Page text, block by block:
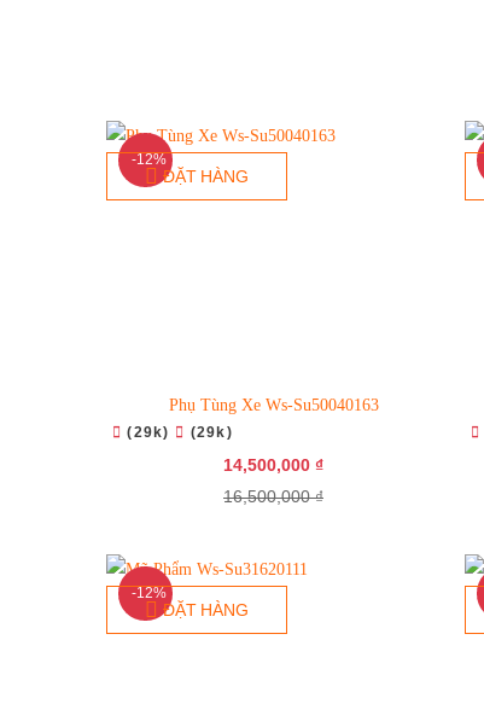
-12%
ĐẶT HÀNG
Phụ Tùng Xe Ws-Su50040163
(29k) (29k)
14,500,000 ₫
16,500,000 ₫
-12%
ĐẶT HÀNG